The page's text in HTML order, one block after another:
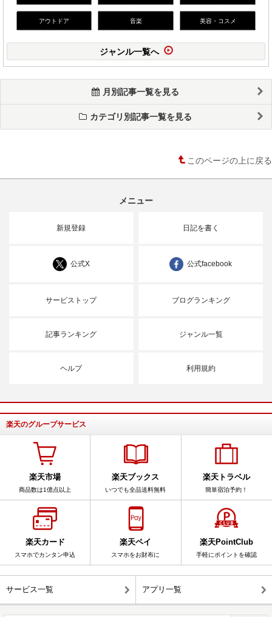
アウトドア 音楽 美容・コスメ
ジャンル一覧へ
月別記事一覧を見る
カテゴリ別記事一覧を見る
このページの上に戻る
メニュー
新規登録 日記を書く
公式X 公式facebook
サービストップ ブログランキング
記事ランキング ジャンル一覧
ヘルプ 利用規約
楽天のグループサービス
楽天市場
商品数は1億点以上
楽天ブックス
いつでも全品送料無料
楽天トラベル
簡単宿泊予約！
楽天カード
スマホでカンタン申込
楽天ペイ
スマホをお財布に
楽天PointClub
手軽にポイントを確認
サービス一覧 アプリ一覧